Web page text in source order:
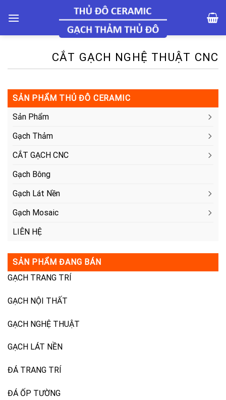
CẮT GẠCH NGHỆ THUẬT CNC
SẢN PHẨM THỦ ĐÔ CERAMIC
Sản Phẩm
Gạch Thảm
CẮT GẠCH CNC
Gạch Bông
Gạch Lát Nền
Gạch Mosaic
LIÊN HỆ
SẢN PHẨM ĐANG BÁN
GẠCH TRANG TRÍ
GẠCH NỘI THẤT
GẠCH NGHỆ THUẬT
GẠCH LÁT NỀN
ĐÁ TRANG TRÍ
ĐÁ ỐP TƯỜNG